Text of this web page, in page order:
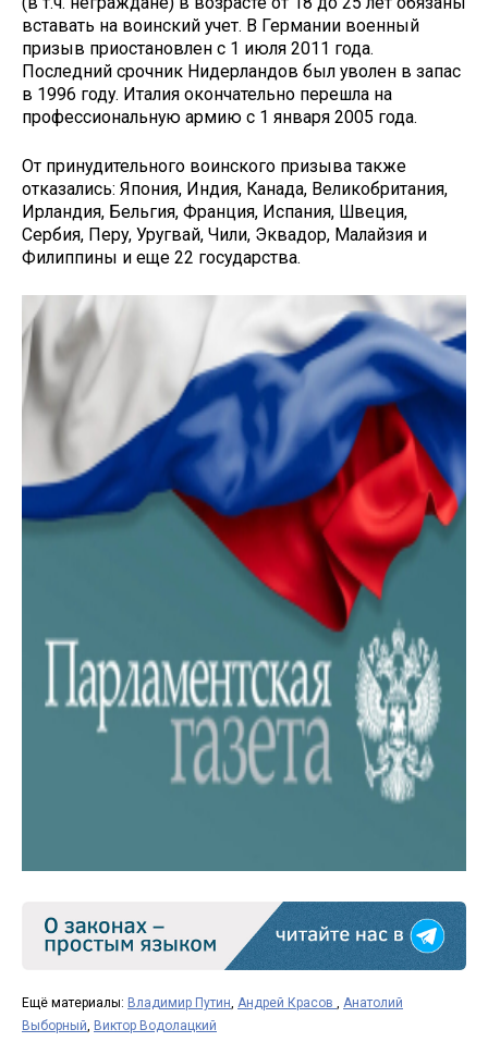
вставать на воинский учет. В Германии военный
призыв приостановлен с 1 июля 2011 года.
Последний срочник Нидерландов был уволен в запас
в 1996 году. Италия окончательно перешла на
профессиональную армию с 1 января 2005 года.
От принудительного воинского призыва также
отказались: Япония, Индия, Канада, Великобритания,
Ирландия, Бельгия, Франция, Испания, Швеция,
Сербия, Перу, Уругвай, Чили, Эквадор, Малайзия и
Филиппины и еще 22 государства.
Ещё материалы: Владимир Путин, Андрей Красов , Анатолий
Выборный, Виктор Водолацкий